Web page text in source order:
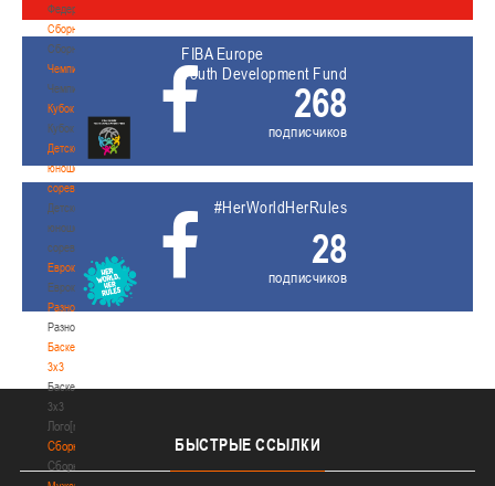
Федерация
Сборные
Сборные
Чемпионат
Чемпионат
Кубок
Кубок
Детско-
юношеские
соревнования
Детско-
юношеские
соревнования
Еврокубки
Еврокубки
Разное
Разное
Баскетбол
3х3
Баскетбол
3х3
Лого[modid=121]
Сборные
Сборные
FIBA Europe
Youth Development Fund
268
подписчиков
#HerWorldHerRules
28
подписчиков
БЫСТРЫЕ ССЫЛКИ